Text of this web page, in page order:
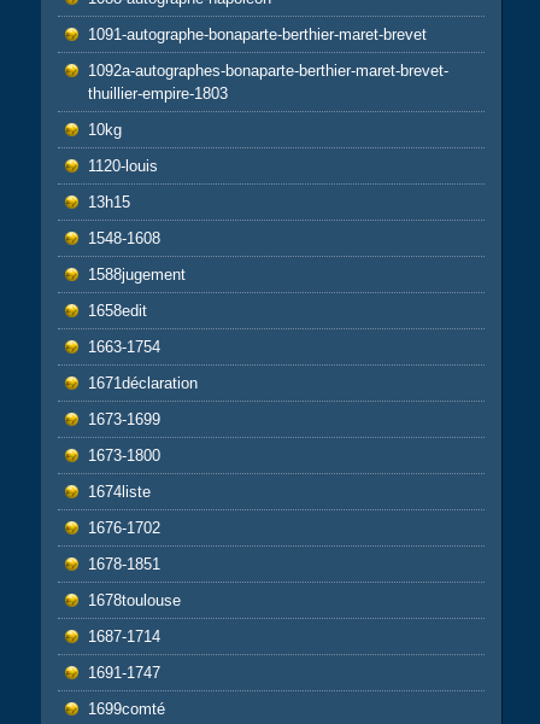
1091-autographe-bonaparte-berthier-maret-brevet
1092a-autographes-bonaparte-berthier-maret-brevet-
thuillier-empire-1803
10kg
1120-louis
13h15
1548-1608
1588jugement
1658edit
1663-1754
1671déclaration
1673-1699
1673-1800
1674liste
1676-1702
1678-1851
1678toulouse
1687-1714
1691-1747
1699comté